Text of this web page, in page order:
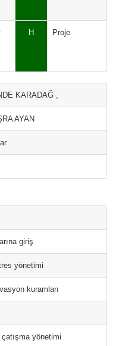
H Proje
KARADAĞ ,
AYAN
giriş
yönetimi
kuramları
yönetimi